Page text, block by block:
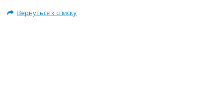
Вернуться к списку